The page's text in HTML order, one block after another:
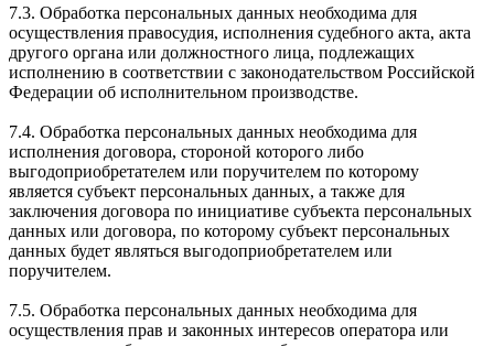
7.3. Обработка персональных данных необходима для
осуществления правосудия, исполнения судебного акта, акта
другого органа или должностного лица, подлежащих
исполнению в соответствии с законодательством Российской
Федерации об исполнительном производстве.
7.4. Обработка персональных данных необходима для
исполнения договора, стороной которого либо
выгодоприобретателем или поручителем по которому
является субъект персональных данных, а также для
заключения договора по инициативе субъекта персональных
данных или договора, по которому субъект персональных
данных будет являться выгодоприобретателем или
поручителем.
7.5. Обработка персональных данных необходима для
осуществления прав и законных интересов оператора или